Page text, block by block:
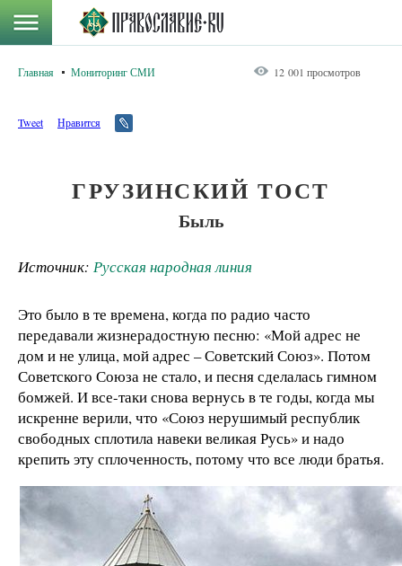
Главная Мониторинг СМИ 12 001 просмотров
Tweet Нравится
ГРУЗИНСКИЙ ТОСТ
Быль
Источник: Русская народная линия
Это было в те времена, когда по радио часто
передавали жизнерадостную песню: «Мой адрес не
дом и не улица, мой адрес – Советский Союз». Потом
Советского Союза не стало, и песня сделалась гимном
бомжей. И все-таки снова вернусь в те годы, когда мы
искренне верили, что «Союз нерушимый республик
свободных сплотила навеки великая Русь» и надо
крепить эту сплоченность, потому что все люди братья.